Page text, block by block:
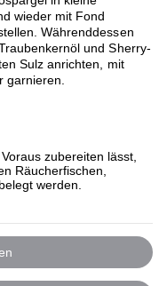
wieder mit Fond
Währenddessen
und Sherry-
Sulz anrichten, mit
garnieren.
zubereiten lässt,
Räucherfischen,
werden.